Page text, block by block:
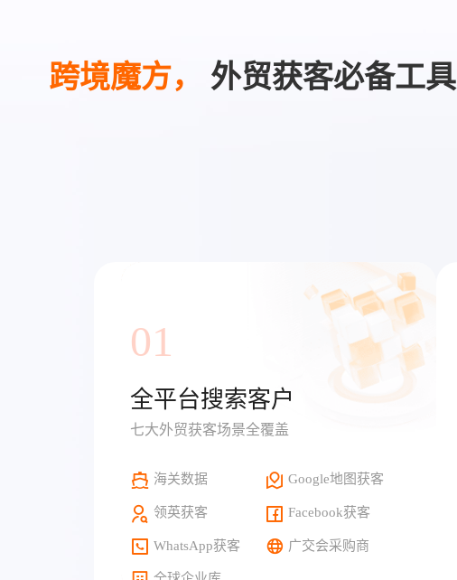
跨境魔方， 外贸获客必备工具
01
全平台搜索客户
七大外贸获客场景全覆盖
海关数据 Google地图获客
领英获客 Facebook获客
WhatsApp获客 广交会采购商